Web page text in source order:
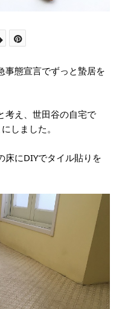
事態宣言でずっと蟄居を
考え、世田谷の自宅で
しました。
床にDIYでタイル貼りを